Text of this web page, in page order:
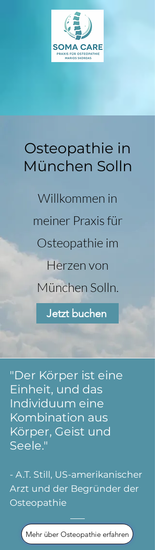
Osteopathie in
München Solln
Willkommen in
meiner Praxis für
Osteopathie im
Herzen von
München Solln.
Jetzt buchen
"Der Körper ist eine
Einheit, und das
Individuum eine
Kombination aus
Körper, Geist und
Seele."
- A.T. Still, US-amerikanischer
Arzt und der Begründer der
Osteopathie
Mehr über Osteopathie erfahren